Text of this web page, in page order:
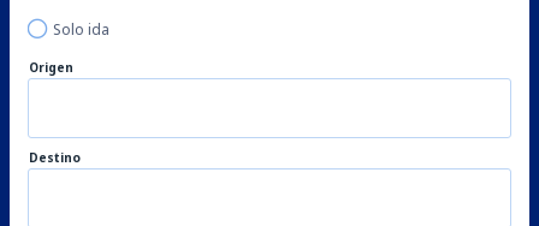
Solo ida
Origen
Destino